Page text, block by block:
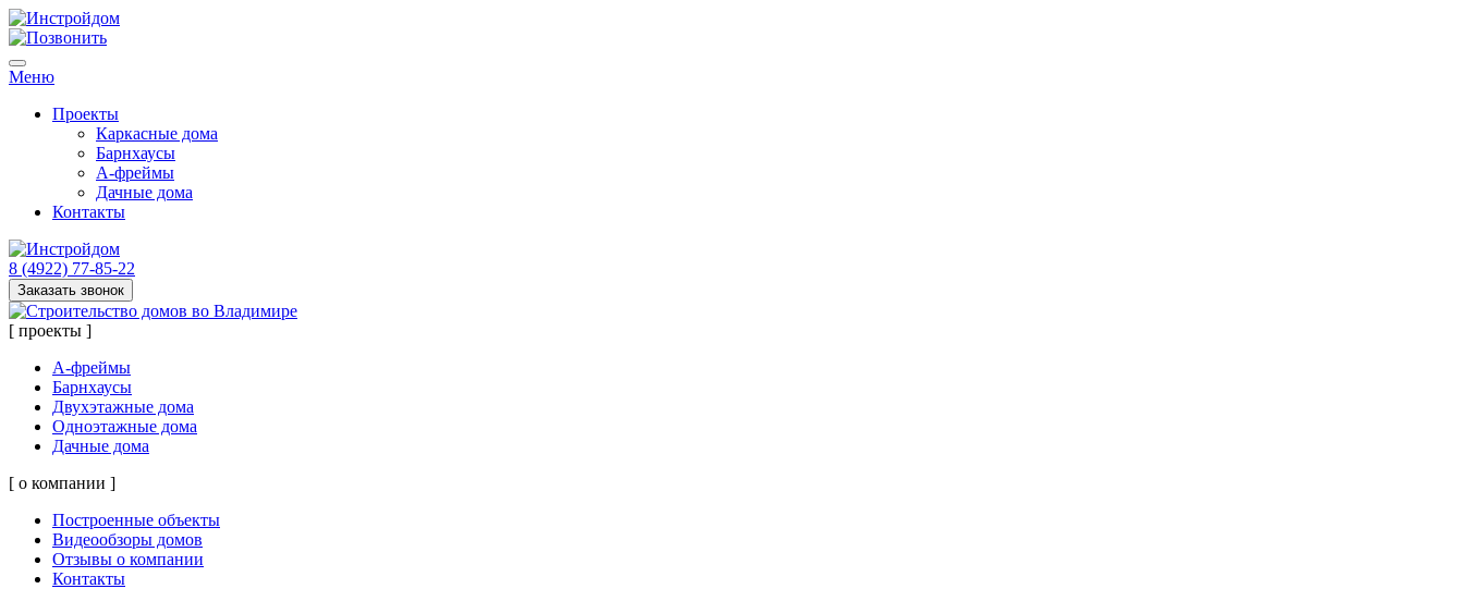
Меню
Проекты
Каркасные дома
Барнхаусы
А-фреймы
Дачные дома
Контакты
8 (4922) 77-85-22
Заказать звонок
[ проекты ]
А-фреймы
Барнхаусы
Двухэтажные дома
Одноэтажные дома
Дачные дома
[ о компании ]
Построенные объекты
Видеообзоры домов
Отзывы о компании
Контакты